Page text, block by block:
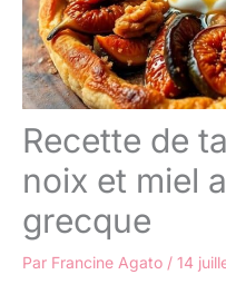
Recette de
noix et miel
grecque
Par Francine Agato / 14